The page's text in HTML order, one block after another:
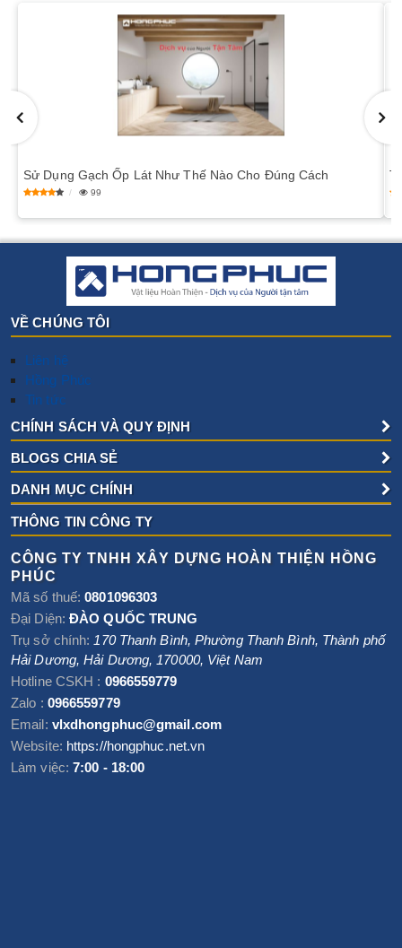
Sử Dụng Gạch Ốp Lát Như Thế Nào Cho Đúng Cách
99
VỀ CHÚNG TÔI
Liên hệ
Hồng Phúc
Tin tức
CHÍNH SÁCH VÀ QUY ĐỊNH
BLOGS CHIA SẺ
DANH MỤC CHÍNH
THÔNG TIN CÔNG TY
CÔNG TY TNHH XÂY DỰNG HOÀN THIỆN HỒNG
PHÚC
Mã số thuế:0801096303
Đại Diện: ĐÀO QUỐC TRUNG
Trụ sở chính: 170 Thanh Bình, Phường Thanh Bình, Thành phố
Hải Dương,Hải Dương, 170000, Việt Nam
Hotline CSKH : 0966559779
Zalo : 0966559779
Email: vlxdhongphuc@gmail.com
Website: https://hongphuc.net.vn
Làm việc: 7:00 - 18:00